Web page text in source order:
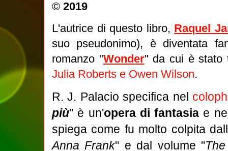
© 2019
L'autrice di questo libro, Raquel
suo pseudonimo), è diventata
romanzo "Wonder" da cui è stato
Julia Roberts e Owen Wilson.
R. J. Palacio specifica nel
più" è un'opera di fantasia e
spiega come fu molto colpita
Anna Frank" e dal volume "